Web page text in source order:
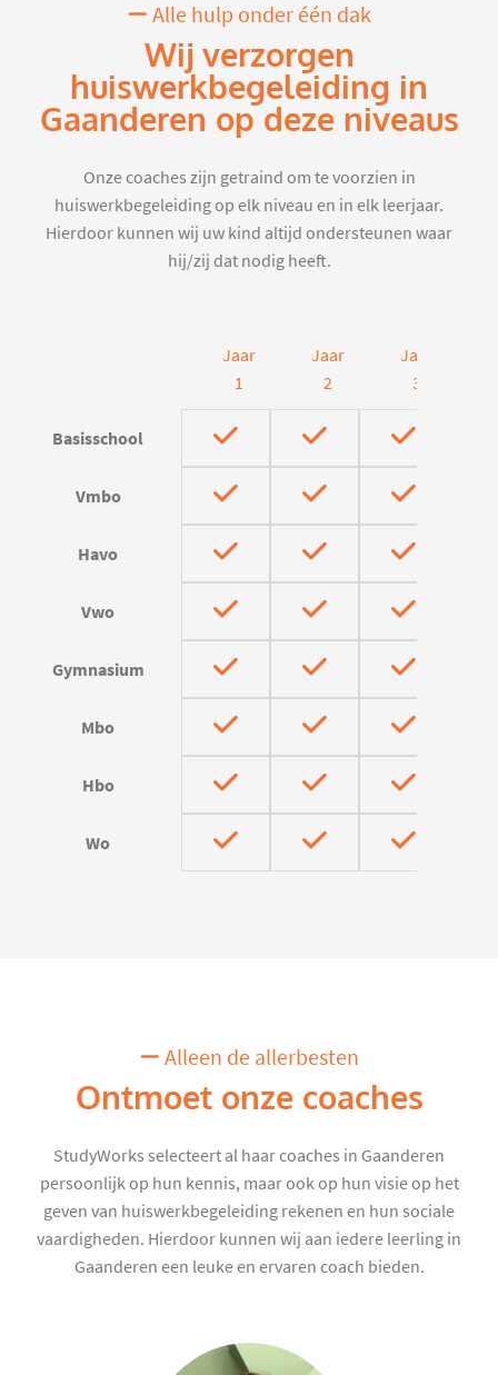
Alle hulp onder één dak
Wij verzorgen
huiswerkbegeleiding in
Gaanderen op deze niveaus
Onze coaches zijn getraind om te voorzien in
huiswerkbegeleiding op elk niveau en in elk leerjaar.
Hierdoor kunnen wij uw kind altijd ondersteunen waar
hij/zij dat nodig heeft.
Jaar
1
Jaar
2
Jaar
3
Basisschool
Vmbo
Havo
Vwo
Gymnasium
Mbo
Hbo
Wo
Alleen de allerbesten
Ontmoet onze coaches
StudyWorks selecteert al haar coaches in Gaanderen
persoonlijk op hun kennis, maar ook op hun visie op het
geven van huiswerkbegeleiding rekenen en hun sociale
vaardigheden. Hierdoor kunnen wij aan iedere leerling in
Gaanderen een leuke en ervaren coach bieden.